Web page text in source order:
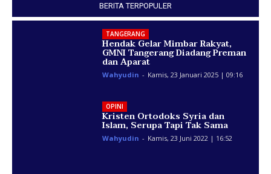
BERITA TERPOPULER
TANGERANG
Hendak Gelar Mimbar Rakyat,
GMNI Tangerang Diadang Preman
dan Aparat
Wahyudin - Kamis, 23 Januari 2025 | 09:16
OPINI
Kristen Ortodoks Syria dan
Islam, Serupa Tapi Tak Sama
Wahyudin - Kamis, 23 Juni 2022 | 16:52